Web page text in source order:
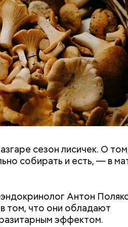
сезон лисичек. О
собирать и есть, — в
Антон
том, что они обладают
эффектом.
и средней) около
минут, отметил